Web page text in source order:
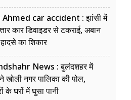
car accident : झांसी में
कार डिवाइडर से टकराई, अबान
का शिकार
News : बुलंदशहर में
खोली नगर पालिका की पोल,
के घरों में घुसा पानी